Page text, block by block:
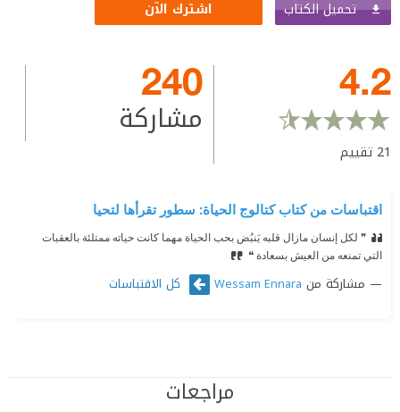
تحميل الكتاب اشترك الآن
4.2
21 تقييم
240
مشاركة
اقتباسات من كتاب كتالوج الحياة: سطور تقرأها لتحيا
❞ لكل إنسان مازال قلبه يَنبُض بحب الحياة مهما كانت حياته ممتلئة بالعقبات
التي تمنعه من العيش بسعادة ❝
مشاركة من Wessam Ennara كل الاقتباسات
مراجعات